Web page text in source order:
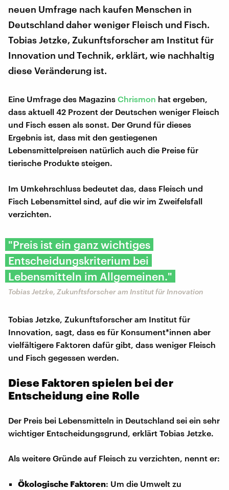
neuen Umfrage nach kaufen Menschen in
Deutschland daher weniger Fleisch und Fisch.
Tobias Jetzke, Zukunftsforscher am Institut für
Innovation und Technik, erklärt, wie nachhaltig
diese Veränderung ist.
Eine Umfrage des Magazins Chrismon hat ergeben,
dass aktuell 42 Prozent der Deutschen weniger Fleisch
und Fisch essen als sonst. Der Grund für dieses
Ergebnis ist, dass mit den gestiegenen
Lebensmittelpreisen natürlich auch die Preise für
tierische Produkte steigen.
Im Umkehrschluss bedeutet das, dass Fleisch und
Fisch Lebensmittel sind, auf die wir im Zweifelsfall
verzichten.
"Preis ist ein ganz wichtiges
Entscheidungskriterium bei
Lebensmitteln im Allgemeinen."
Tobias Jetzke, Zukunftsforscher am Institut für Innovation
Tobias Jetzke, Zukunftsforscher am Institut für
Innovation, sagt, dass es für Konsument*innen aber
vielfältigere Faktoren dafür gibt, dass weniger Fleisch
und Fisch gegessen werden.
Diese Faktoren spielen bei der
Entscheidung eine Rolle
Der Preis bei Lebensmitteln in Deutschland sei ein sehr
wichtiger Entscheidungsgrund, erklärt Tobias Jetzke.
Als weitere Gründe auf Fleisch zu verzichten, nennt er:
Ökologische Faktoren: Um die Umwelt zu